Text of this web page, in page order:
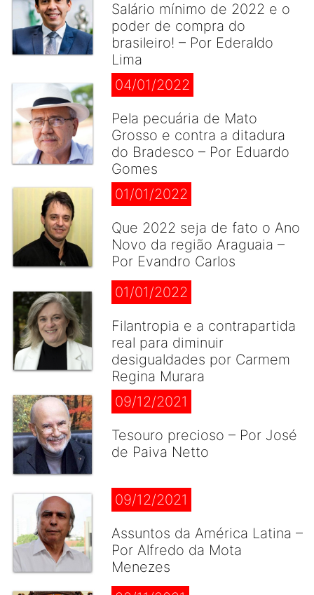
Salário mínimo de 2022 e o
poder de compra do
brasileiro! – Por Ederaldo
Lima
04/01/2022
Pela pecuária de Mato
Grosso e contra a ditadura
do Bradesco – Por Eduardo
Gomes
01/01/2022
Que 2022 seja de fato o Ano
Novo da região Araguaia –
Por Evandro Carlos
01/01/2022
Filantropia e a contrapartida
real para diminuir
desigualdades por Carmem
Regina Murara
09/12/2021
Tesouro precioso – Por José
de Paiva Netto
09/12/2021
Assuntos da América Latina –
Por Alfredo da Mota
Menezes